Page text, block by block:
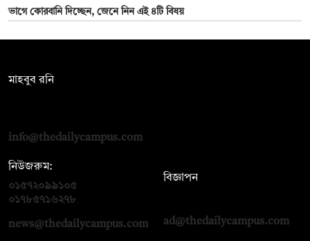
ভাগে কোরবানি দিচ্ছেন, জেনে নিন এই ৪টি বিষয়
মাহবুব রনি
info@thedailycampus.com
নিউজরুম:
০১৫৭২০৯৯১০৫
০১৭৮৫৭১৬২৭৮
news@thedailycampus.com
বিজ্ঞাপন
ad@thedailycampus.com